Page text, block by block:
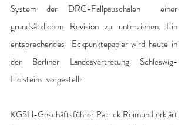
System der DRG-Fallpauschalen  einer
grundsätzlichen Revision zu unterziehen. Ein
entsprechendes  Eckpunktepapier wird heute in
der Berliner Landesvertretung Schleswig-
Holsteins  vorgestellt.
KGSH-Geschäftsführer Patrick Reimund erklärt